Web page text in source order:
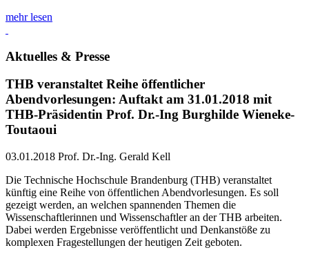
mehr lesen
Aktuelles & Presse
THB veranstaltet Reihe öffentlicher
Abendvorlesungen: Auftakt am 31.01.2018 mit
THB-Präsidentin Prof. Dr.-Ing Burghilde Wieneke-
Toutaoui
03.01.2018 Prof. Dr.-Ing. Gerald Kell
Die Technische Hochschule Brandenburg (THB) veranstaltet
künftig eine Reihe von öffentlichen Abendvorlesungen. Es soll
gezeigt werden, an welchen spannenden Themen die
Wissenschaftlerinnen und Wissenschaftler an der THB arbeiten.
Dabei werden Ergebnisse veröffentlicht und Denkanstöße zu
komplexen Fragestellungen der heutigen Zeit geboten.